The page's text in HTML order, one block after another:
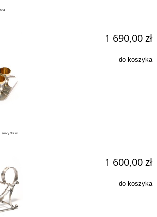
1 690,00 zł
do koszyka
XIX w
1 600,00 zł
do koszyka